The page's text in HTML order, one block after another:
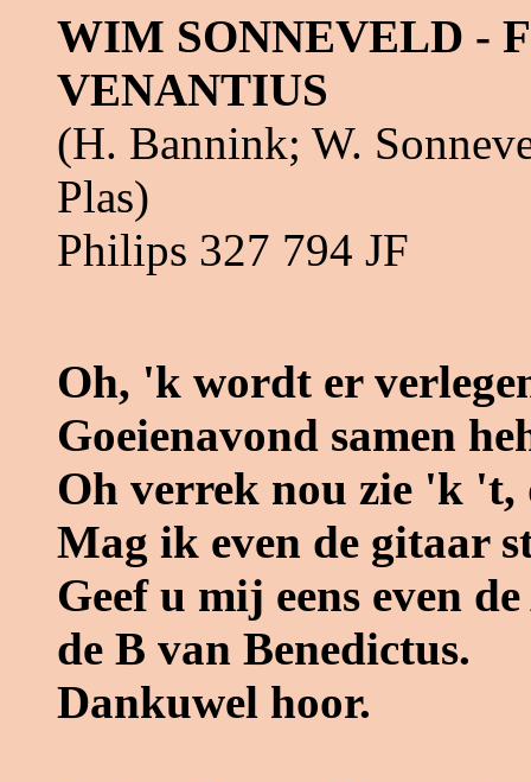
WIM SONNEVELD -
VENANTIUS
(H. Bannink; W.
Plas)
Philips 327 794 JF
Oh, 'k wordt er
Goeienavond samen
Oh verrek nou zie 'k 't,
Mag ik even de gitaar
Geef u mij eens even
de B van Benedictus.
Dankuwel hoor.